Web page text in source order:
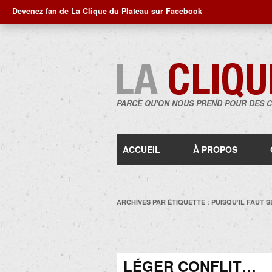
Devenez fan de La Clique du Plateau sur Facebook
PARCE QU'ON NOUS PREND POUR DES
ACCUEIL À PROPOS
ARCHIVES PAR ÉTIQUETTE : PUISQU’IL FAUT
LÉGER CONFLIT…